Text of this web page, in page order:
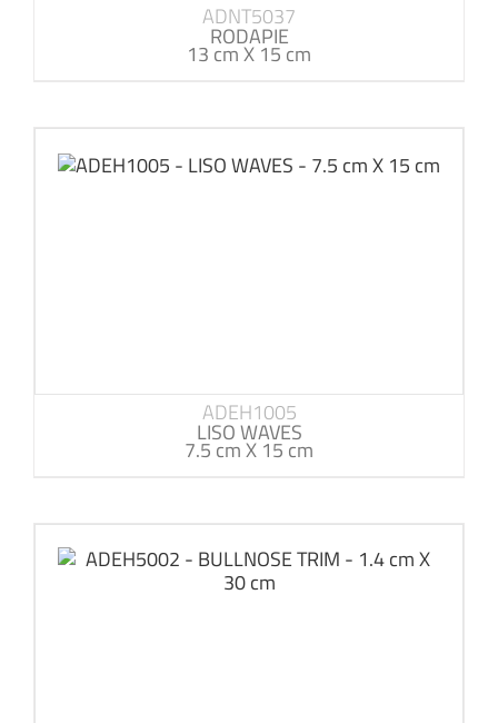
ADNT5037
RODAPIE
13 cm X 15 cm
ADEH1005
LISO WAVES
7.5 cm X 15 cm